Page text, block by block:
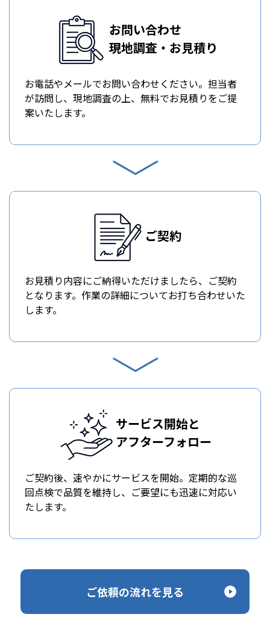
お問い合わせ
現地調査・お見積り
お電話やメールでお問い合わせください。担当者
が訪問し、現地調査の上、無料でお見積りをご提
案いたします。
ご契約
お見積り内容にご納得いただけましたら、ご契約
となります。作業の詳細についてお打ち合わせいた
します。
サービス開始と
アフターフォロー
ご契約後、速やかにサービスを開始。定期的な巡
回点検で品質を維持し、ご要望にも迅速に対応い
たします。
ご依頼の流れを見る